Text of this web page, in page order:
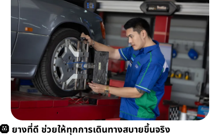
🛞 ยางที่ดี ช่วยให้ทุกการเดินทางสบายขึ้นจริง